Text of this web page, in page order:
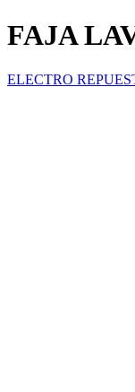
FAJA
ELECTRO